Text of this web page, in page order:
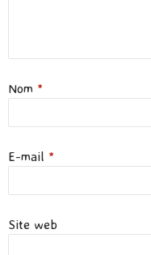
Nom *
E-mail *
Site web